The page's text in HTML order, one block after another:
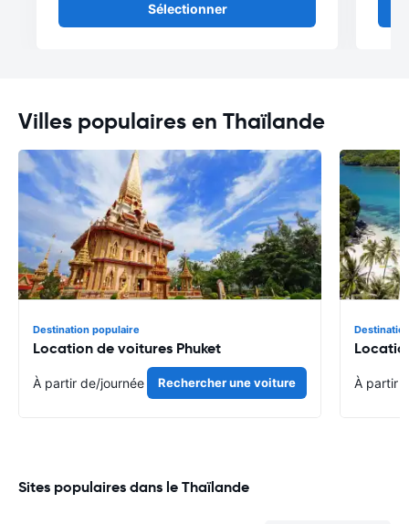
Sélectionner
Villes populaires en Thaïlande
Destination populaire
Location de voitures Phuket
À partir de/journée Rechercher une voiture À partir
Sites populaires dans le Thaïlande